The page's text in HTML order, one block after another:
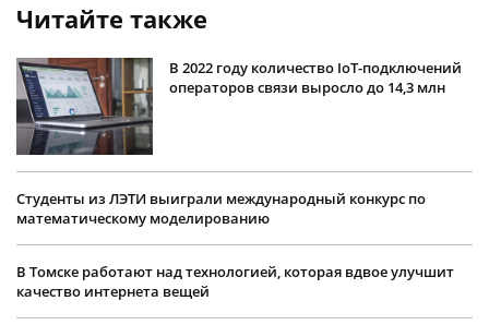
Читайте также
В 2022 году количество IoT-подключений
операторов связи выросло до 14,3 млн
Студенты из ЛЭТИ выиграли международный конкурс по
математическому моделированию
В Томске работают над технологией, которая вдвое улучшит
качество интернета вещей